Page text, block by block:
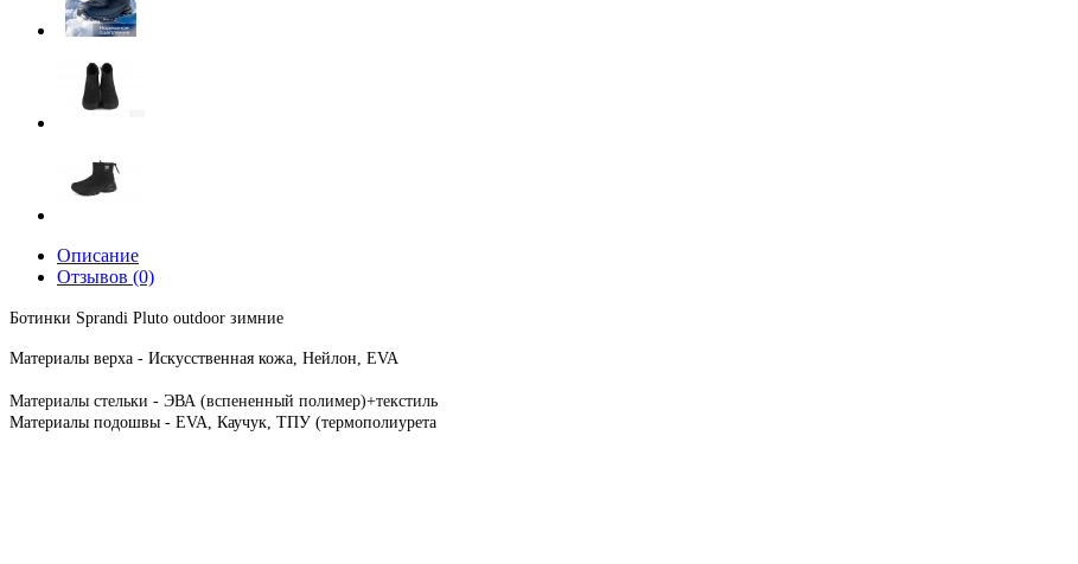
Описание
Отзывов (0)
Ботинки Sprandi Pluto outdoor зимние
Материалы верха - Искусственная кожа, Нейлон, EVA
Материалы стельки - ЭВА (вспененный полимер)+текстиль
Материалы подошвы - EVA, Каучук, ТПУ (термополиурета